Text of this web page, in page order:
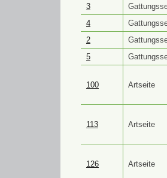
3
4
2
5
100 Artseite
113 Artseite
126 Artseite